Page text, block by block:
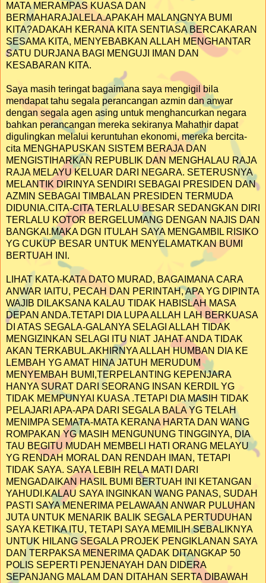
MATA MERAMPAS KUASA DAN
BERMAHARAJALELA.APAKAH MALANGNYA BUMI
KITA?ADAKAH KERANA KITA SENTIASA BERCAKARAN
SESAMA KITA, MENYEBABKAN ALLAH MENGHANTAR
SATU DURJANA BAGI MENGUJI IMAN DAN
KESABARAN KITA.
Saya masih teringat bagaimana saya mengigil bila
mendapat tahu segala perancangan azmin dan anwar
dengan segala agen asing untuk menghancurkan negara
bahkan perancangan mereka sekiranya Mahathir dapat
digulingkan melalui keruntuhan ekonomi, mereka bercita-
cita MENGHAPUSKAN SISTEM BERAJA DAN
MENGISTIHARKAN REPUBLIK DAN MENGHALAU RAJA
RAJA MELAYU KELUAR DARI NEGARA. SETERUSNYA
MELANTIK DIRINYA SENDIRI SEBAGAI PRESIDEN DAN
AZMIN SEBAGAI TIMBALAN PRESIDEN TERMUDA
DIDUNIA.CITA-CITA TERLALU BESAR SEDANGKAN DIRI
TERLALU KOTOR BERGELUMANG DENGAN NAJIS DAN
BANGKAI.MAKA DGN ITULAH SAYA MENGAMBIL RISIKO
YG CUKUP BESAR UNTUK MENYELAMATKAN BUMI
BERTUAH INI.
LIHAT KATA-KATA DATO MURAD, BAGAIMANA CARA
ANWAR IAITU, PECAH DAN PERINTAH, APA YG DIPINTA
WAJIB DILAKSANA KALAU TIDAK HABISLAH MASA
DEPAN ANDA.TETAPI DIA LUPA ALLAH LAH BERKUASA
DI ATAS SEGALA-GALANYA SELAGI ALLAH TIDAK
MENGIZINKAN SELAGI ITU NIAT JAHAT ANDA TIDAK
AKAN TERKABUL.AKHIRNYA ALLAH HUMBAN DIA KE
LEMBAH YG AMAT HINA JATUH MERUDUM
MENYEMBAH BUMI,TERPELANTING KEPENJARA
HANYA SURAT DARI SEORANG INSAN KERDIL YG
TIDAK MEMPUNYAI KUASA .TETAPI DIA MASIH TIDAK
PELAJARI APA-APA DARI SEGALA BALA YG TELAH
MENIMPA SEMATA-MATA KERANA HARTA DAN WANG
ROMPAKAN YG MASIH MENGUNUNG TINGGINYA, DIA
TAU BEGITU MUDAH MEMBELI HATI ORANG MELAYU
YG RENDAH MORAL DAN RENDAH IMAN, TETAPI
TIDAK SAYA. SAYA LEBIH RELA MATI DARI
MENGADAIKAN HASIL BUMI BERTUAH INI KETANGAN
YAHUDI.KALAU SAYA INGINKAN WANG PANAS, SUDAH
PASTI SAYA MENERIMA PELAWAAN ANWAR PULUHAN
JUTA UNTUK MENARIK BALIK SEGALA PERTUDUHAN
SAYA KETIKA ITU, TETAPI SAYA MEMILIH SEBALIKNYA
UNTUK HILANG SEGALA PROJEK PENGIKLANAN SAYA
DAN TERPAKSA MENERIMA QADAK DITANGKAP 50
POLIS SEPERTI PENJENAYAH DAN DIDERA
SEPANJANG MALAM DAN DITAHAN SERTA DIBAWAH